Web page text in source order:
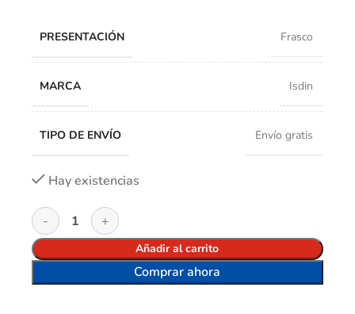
PRESENTACIÓN Frasco
MARCA Isdin
TIPO DE ENVÍO Envío gratis
Hay existencias
Añadir al carrito
Comprar ahora